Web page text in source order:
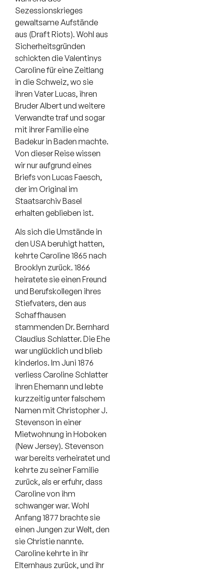
Sezessionskrieges
gewaltsame Aufstände
aus (Draft Riots). Wohl aus
Sicherheitsgründen
schickten die Valentinys
Caroline für eine Zeitlang
in die Schweiz, wo sie
ihren Vater Lucas, ihren
Bruder Albert und weitere
Verwandte traf und sogar
mit ihrer Familie eine
Badekur in Baden machte.
Von dieser Reise wissen
wir nur aufgrund eines
Briefs von Lucas Faesch,
der im Original im
Staatsarchiv Basel
erhalten geblieben ist.
Als sich die Umstände in
den USA beruhigt hatten,
kehrte Caroline 1865 nach
Brooklyn zurück. 1866
heiratete sie einen Freund
und Berufskollegen ihres
Stiefvaters, den aus
Schaffhausen
stammenden Dr. Bernhard
Claudius Schlatter. Die Ehe
war unglücklich und blieb
kinderlos. Im Juni 1876
verliess Caroline Schlatter
ihren Ehemann und lebte
kurzzeitig unter falschem
Namen mit Christopher J.
Stevenson in einer
Mietwohnung in Hoboken
(New Jersey). Stevenson
war bereits verheiratet und
kehrte zu seiner Familie
zurück, als er erfuhr, dass
Caroline von ihm
schwanger war. Wohl
Anfang 1877 brachte sie
einen Jungen zur Welt, den
sie Christie nannte.
Caroline kehrte in ihr
Elternhaus zurück, und ihr